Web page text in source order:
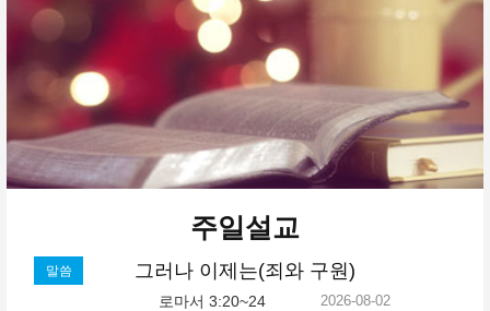
주일설교
말씀 그러나 이제는(죄와 구원)
로마서 3:20~24 2026-08-02